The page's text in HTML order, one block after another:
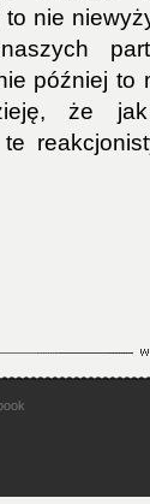
nie
później to
że